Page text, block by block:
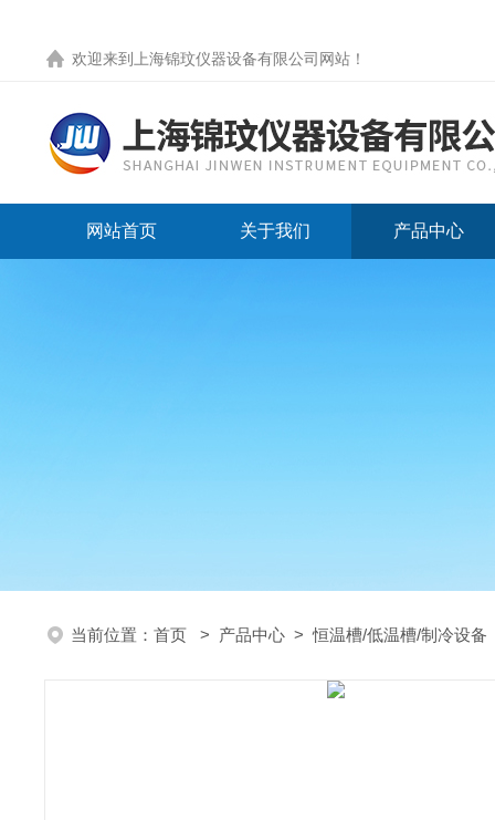
欢迎来到 上海锦玟仪器设备有限公司网站 ！
网站首页 关于我们 产品中心
当前位置： 首页 > 产品中心 >恒温槽/低温槽/制冷设备